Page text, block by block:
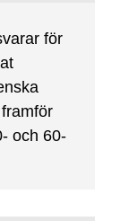
för
och 60-